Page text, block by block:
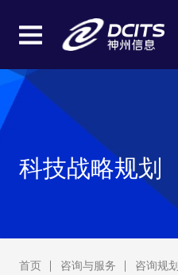
科技战略规划
首页 咨询与服务 咨询规划